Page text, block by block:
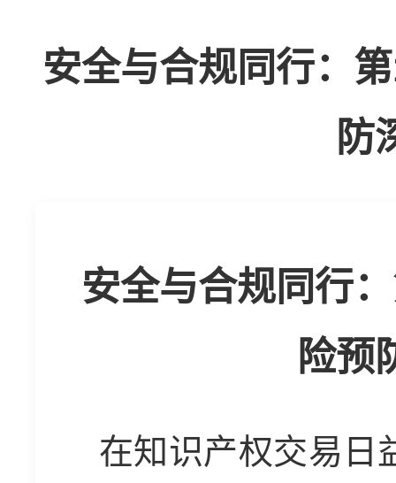
安全与合规同行：
防
安全与合规同行
险预
在知识产权交易日